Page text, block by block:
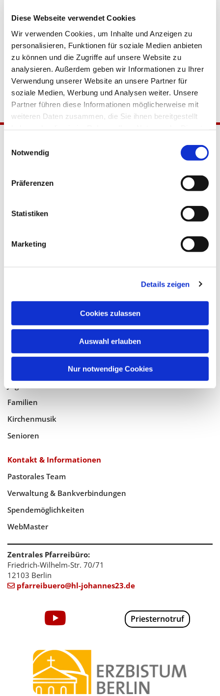
Diese Webseite verwendet Cookies
Wir verwenden Cookies, um Inhalte und Anzeigen zu
personalisieren, Funktionen für soziale Medien anbieten
zu können und die Zugriffe auf unsere Website zu
analysieren. Außerdem geben wir Informationen zu Ihrer
Verwendung unserer Website an unsere Partner für
soziale Medien, Werbung und Analysen weiter. Unsere
Partner führen diese Informationen möglicherweise mit
weiteren Daten zusammen, die Sie ihnen bereitgestellt
Notwendig
Präferenzen
Statistiken
Marketing
Details zeigen
Cookies zulassen
Auswahl erlauben
Nur notwendige Cookies
Katholische Kirchengemeinde
Tempelhof-Buckow
Geistlicher Raum
Taufe, Kommunion & Trauung
Familien
Kirchenmusik
Senioren
Kontakt & Informationen
Pastorales Team
Verwaltung & Bankverbindungen
Spendemöglichkeiten
WebMaster
Zentrales Pfarreibüro:
Friedrich-Wilhelm-Str. 70/71
12103 Berlin
 pfarreibuero@hl-johannes23.de
Priesternotruf